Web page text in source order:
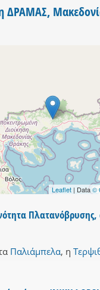
ΔΡΑΜΑΣ,
Leaflet | Data©
Πλατανόβρυσης,
Παλιάμπελα, η